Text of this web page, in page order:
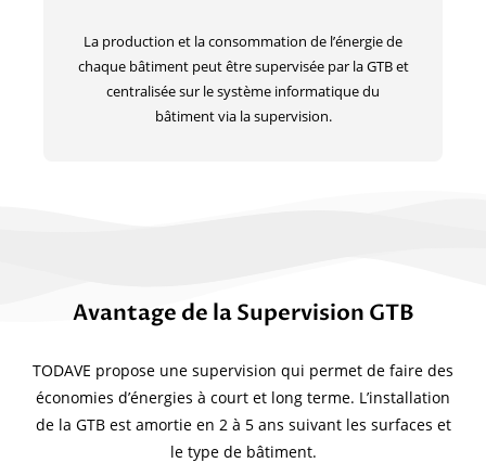
La production et la consommation de l’énergie de
chaque bâtiment peut être supervisée par la GTB et
centralisée sur le système informatique du
bâtiment via la supervision.
Avantage de la Supervision GTB
TODAVE propose une supervision qui permet de faire des
économies d’énergies à court et long terme. L’installation
de la GTB est amortie en 2 à 5 ans suivant les surfaces et
le type de bâtiment.